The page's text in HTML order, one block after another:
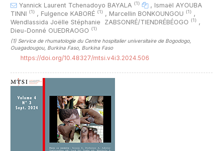
Yannick Laurent Tchenadoyo BAYALA (1) , Ismaël AYOUBA
TINNI (1) , Fulgence KABORÉ (1) , Marcellin BONKOUNGOU (1) ,
Wendlassida Joëlle Stéphanie ZABSONRÉ/TIENDRÉBÉOGO (1) ,
Dieu-Donné OUEDRAOGO (1)
(1) Service de rhumatologie du Centre hospitalier universitaire de Bogodogo,
Ouagadougou, Burkina Faso, Burkina Faso
https://doi.org/10.48327/mtsi.v4i3.2024.506